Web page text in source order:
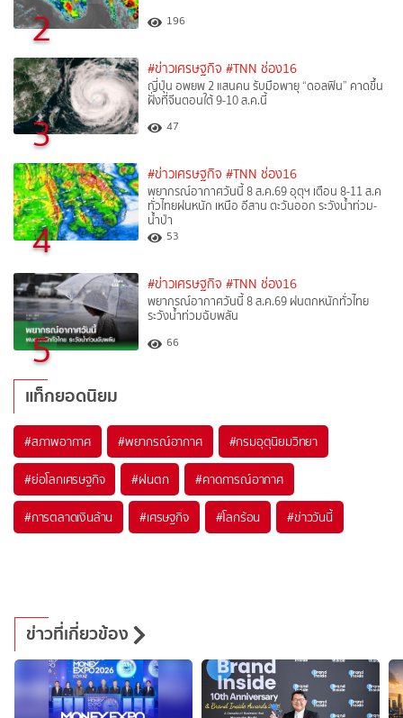
2 196
3
#ข่าวเศรษฐกิจ #TNN ช่อง16
ญี่ปุ่น อพยพ 2 แสนคน รับมือพายุ “ดอลฟิน” คาดขึ้น
ฝั่งที่จีนตอนใต้ 9-10 ส.ค.นี้
47
4
#ข่าวเศรษฐกิจ #TNN ช่อง16
พยากรณ์อากาศวันนี้ 8 ส.ค.69 อุตุฯ เตือน 8-11 ส.ค
ทั่วไทยฝนหนัก เหนือ อีสาน ตะวันออก ระวังน้ำท่วม-
น้ำป่า
53
5
#ข่าวเศรษฐกิจ #TNN ช่อง16
พยากรณ์อากาศวันนี้ 8 ส.ค.69 ฝนตกหนักทั่วไทย
ระวังน้ำท่วมฉับพลัน
66
แท็กยอดนิยม
#สภาพอากาศ #พยากรณ์อากาศ #กรมอุตุนิยมวิทยา
#ย่อโลกเศรษฐกิจ #ฝนตก #คาดการณ์อากาศ
#การตลาดเงินล้าน #เศรษฐกิจ #โลกร้อน #ข่าววันนี้
ข่าวที่เกี่ยวข้อง